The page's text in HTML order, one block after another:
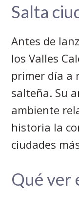
Salta
Antes de
los Valles
primer día a
salteña. Su
ambiente
historia la
ciudades
Qué ver